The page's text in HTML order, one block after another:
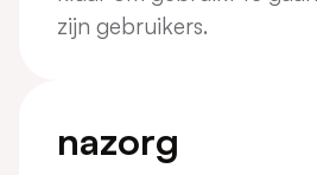
zijn gebruikers.
nazorg